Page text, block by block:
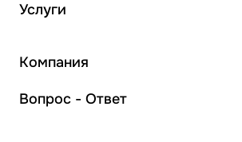
Услуги
Компания
Вопрос - Ответ